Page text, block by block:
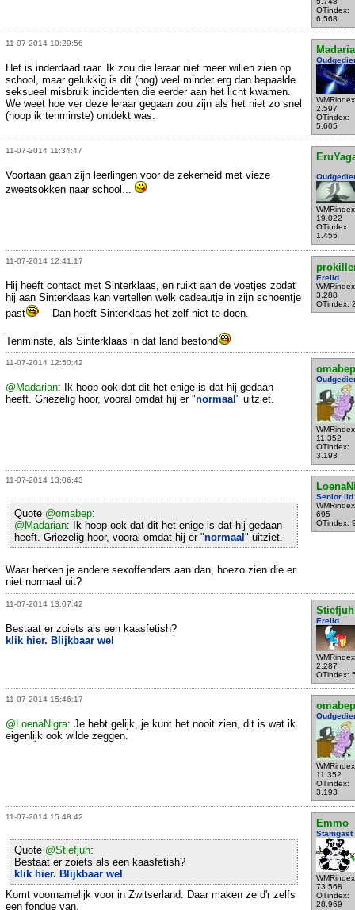
OTindex:
6.568
11-07-2014 10:29:56
2.597
OTindex:
5.605
Het is inderdaad raar. Ik zou die leraar niet meer willen zien op
school, maar gelukkig is dit (nog) veel minder erg dan bepaalde
seksueel misbruik incidenten die eerder aan het licht kwamen.
We weet hoe ver deze leraar gegaan zou zijn als het niet zo snel
(hoop ik tenminste) ontdekt was.
11-07-2014 11:34:47
19.022
OTindex:
1.455
Voortaan gaan zijn leerlingen voor de zekerheid met vieze
zweetsokken naar school...
11-07-2014 12:41:17
Erelid
3.288
OTindex:
Hij heeft contact met Sinterklaas, en ruikt aan de voetjes zodat
hij aan Sinterklaas kan vertellen welk cadeautje in zijn schoentje
past
Dan hoeft Sinterklaas het zelf niet te doen.
Tenminste, als Sinterklaas in dat land bestond
11-07-2014 12:50:42
omabep
11.352
OTindex:
3.193
@Madarian: Ik hoop ook dat dit het enige is dat hij gedaan
heeft. Griezelig hoor, vooral omdat hij er "normaal " uitziet.
11-07-2014 13:06:43
Senior lid
695
OTindex:
Quote @omabep:
@Madarian: Ik hoop ook dat dit het enige is dat hij gedaan
heeft. Griezelig hoor, vooral omdat hij er "normaal " uitziet.
Waar herken je andere sexoffenders aan dan, hoezo zien die er
niet normaal uit?
11-07-2014 13:07:42
Stiefjuh
Erelid
2.287
OTindex:
Bestaat er zoiets als een kaasfetish?
klik hier. Blijkbaar wel
11-07-2014 15:46:17
omabep
11.352
OTindex:
3.193
@LoenaNigra: Je hebt gelijk, je kunt het nooit zien, dit is wat ik
eigenlijk ook wilde zeggen.
11-07-2014 15:48:42
Emmo
Stamgast
73.568
OTindex:
28.969
Quote @Stiefjuh:
Bestaat er zoiets als een kaasfetish?
klik hier. Blijkbaar wel
Komt voornamelijk voor in Zwitserland. Daar maken ze d'r zelfs
een fondue van.